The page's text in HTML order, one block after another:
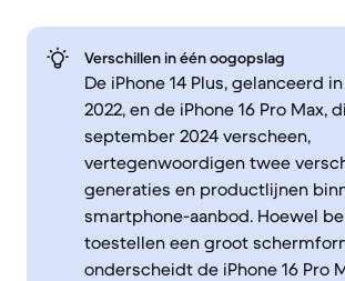
Verschillen in één oogopslag
De iPhone 14 Plus, gelanceerd
2022, en de iPhone 16 Pro Max,
september 2024 verscheen,
vertegenwoordigen twee
generaties en productlijnen
smartphone-aanbod. Hoewel
toestellen een groot
onderscheidt de iPhone 16 Pro